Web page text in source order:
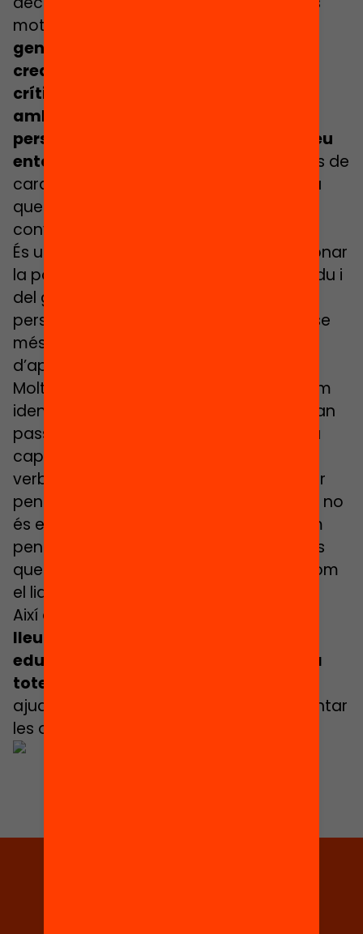
motivacions i interessos. A més,
generen espais de participació i de
creació conjunta, es promou l’esperit
crític i es crea un entorn on trobar-se
amb altres agents socials i altres
persones que no són les pròpies del seu
entorn quotidià.
Això aporta unes eines de
cara al futur d’aquests infants i joves, ja
que potencia un clima positiu en
convivència a la societat.
És un tret distintiu del lleure educatiu donar
la possibilitat de treballar des de l’individu i
del grup, on tenir en compte que cada
persona és única. I això ajuda a sentir-se
més segur/a en el seu procés
d’aprenentatge.
Molts professionals de l’educació podem
identificar aquells infants o joves que han
passat per entitats de lleure per la seva
capacitat d’auto-consciència, de
verbalitzar o d’opinar i de poder generar
pensament crític i creatiu. Està clar que no
és exclusiu del lleure, però sí que podem
pensar que hi ha determinades actituds
que s’hi desenvolupen especialment, com
el lideratge i la participació.
Així doncs,
lleure educatiu és una oportunitat
educativa de primera magnitud per a
totes les persones
ajuda a reduir les desigualtats i augmentar
les oportunitats.